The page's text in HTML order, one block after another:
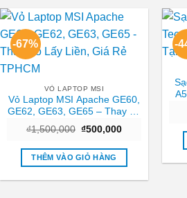
-67%
VỎ LAPTOP MSI
Vỏ Laptop MSI Apache GE60,
GE62, GE63, GE65 – Thay Vỏ
₫1,500,000 Giá
là:
₫1,500,000.
₫500,000Giá
tại
₫500,000.
THÊM VÀO GIỎ HÀNG
-